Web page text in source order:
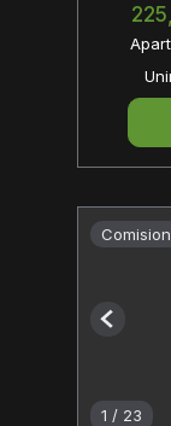
1 / 23
Previous